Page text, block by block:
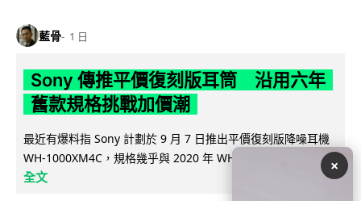
藍骨 1 日
Sony 傳推平價復刻版耳筒 沿用六年
舊款規格挑戰加價潮
最近有爆料指 Sony 計劃於 9 月 7 日推出平價復刻版降噪耳機
WH-1000XM4C，規格幾乎與 2020 年 WH-1000XM4...
閱讀
全文
×